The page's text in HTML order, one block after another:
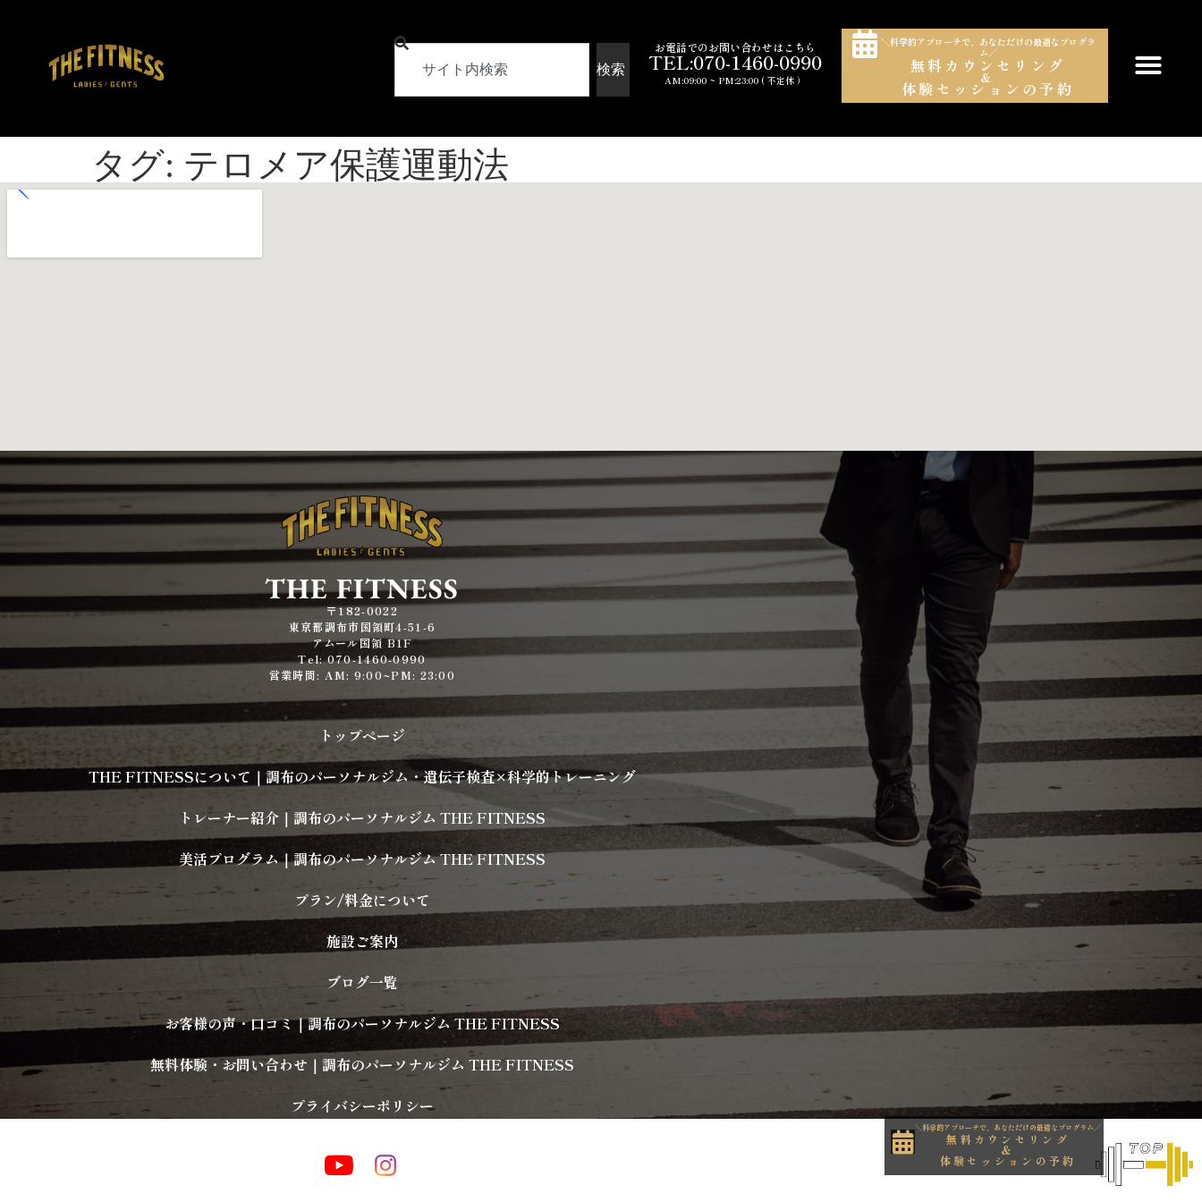
検索
お電話でのお問い合わせはこちら
TEL:070-1460-0990
AM:09:00 ~ PM:23:00 ( 不定休 ）
＼科学的アプローチで、あなただけの最適なプログラ
ム／
無料カウンセリング
＆
体験セッションの予約
タグ: テロメア保護運動法
THE FITNESS
〒182-0022
東京都調布市国領町4-51-6
アムール国領 B1F
Tel: 070-1460-0990
営業時間: AM: 9:00~PM: 23:00
トップページ
THE FITNESSについて｜調布のパーソナルジム・遺伝子検査×科学的トレーニング
トレーナー紹介｜調布のパーソナルジム THE FITNESS
美活プログラム｜調布のパーソナルジム THE FITNESS
プラン/料金について
施設ご案内
ブログ一覧
お客様の声・口コミ｜調布のパーソナルジム THE FITNESS
無料体験・お問い合わせ｜調布のパーソナルジム THE FITNESS
プライバシーポリシー
＼科学的アプローチで、あなただけの最適なプログラム／
無料カウンセリング
＆
体験セッションの予約